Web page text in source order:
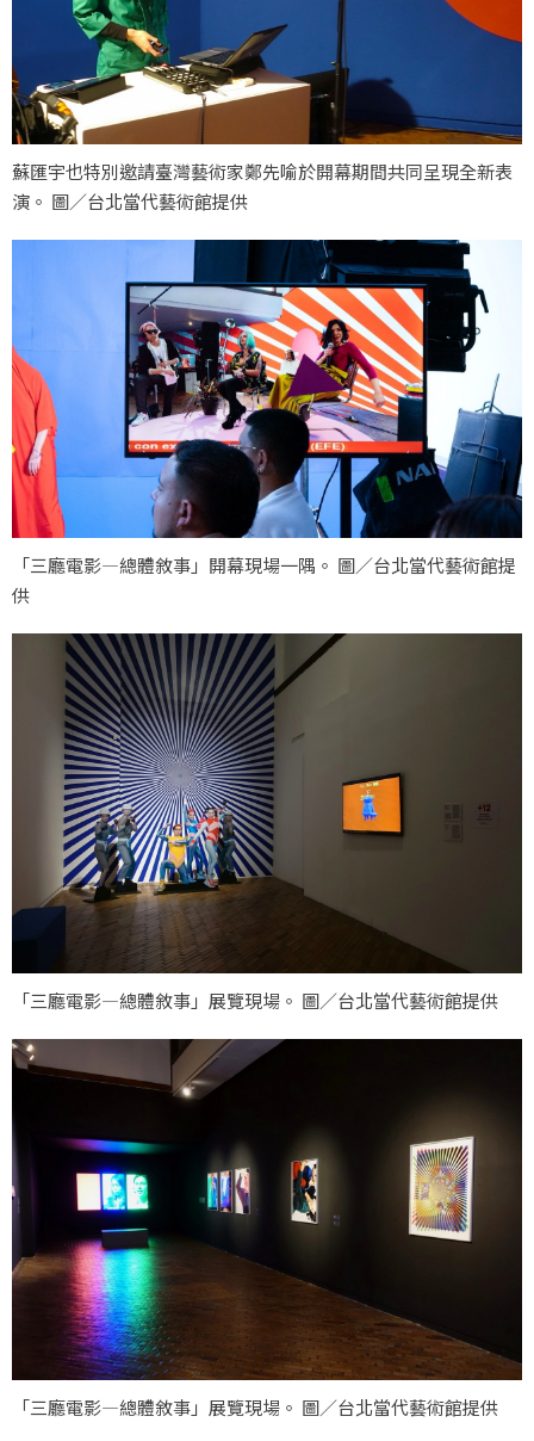
蘇匯宇也特別邀請臺灣藝術家鄭先喻於開幕期間共同呈現全新表
演。 圖／台北當代藝術館提供
「三廳電影—總體敘事」開幕現場一隅。 圖／台北當代藝術館提
供
「三廳電影—總體敘事」展覽現場。 圖／台北當代藝術館提供
「三廳電影—總體敘事」展覽現場。 圖／台北當代藝術館提供